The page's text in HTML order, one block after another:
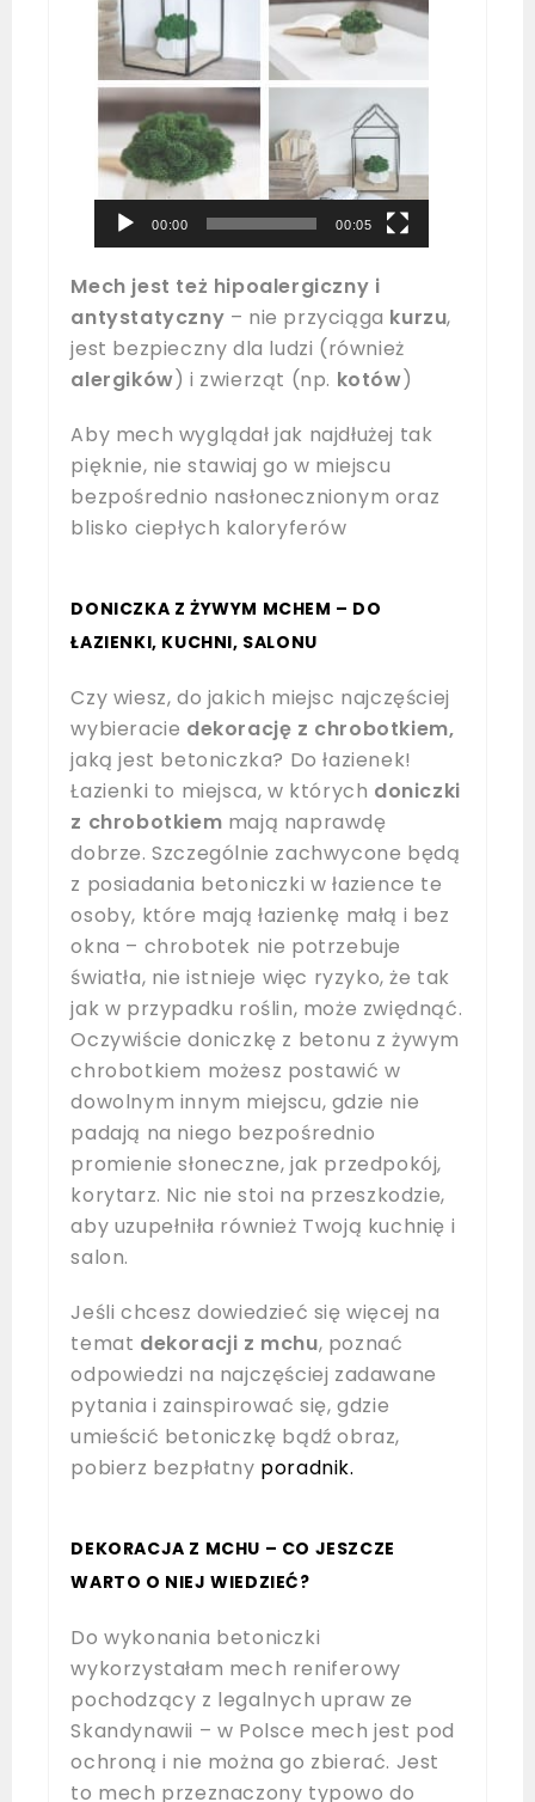
00:00 00:05
Mech jest też hipoalergiczny i
antystatyczny – nie przyciąga kurzu,
jest bezpieczny dla ludzi (również
alergików) i zwierząt (np. kotów)
Aby mech wyglądał jak najdłużej tak
pięknie, nie stawiaj go w miejscu
bezpośrednio nasłonecznionym oraz
blisko ciepłych kaloryferów
DONICZKA Z ŻYWYM MCHEM – DO
ŁAZIENKI, KUCHNI, SALONU
Czy wiesz, do jakich miejsc najczęściej
wybieracie dekorację z chrobotkiem,
jaką jest betoniczka? Do łazienek!
Łazienki to miejsca, w których doniczki
z chrobotkiem mają naprawdę
dobrze. Szczególnie zachwycone będą
z posiadania betoniczki w łazience te
osoby, które mają łazienkę małą i bez
okna – chrobotek nie potrzebuje
światła, nie istnieje więc ryzyko, że tak
jak w przypadku roślin, może zwiędnąć.
Oczywiście doniczkę z betonu z żywym
chrobotkiem możesz postawić w
dowolnym innym miejscu, gdzie nie
padają na niego bezpośrednio
promienie słoneczne, jak przedpokój,
korytarz. Nic nie stoi na przeszkodzie,
aby uzupełniła również Twoją kuchnię i
salon.
Jeśli chcesz dowiedzieć się więcej na
temat dekoracji z mchu, poznać
odpowiedzi na najczęściej zadawane
pytania i zainspirować się, gdzie
umieścić betoniczkę bądź obraz,
pobierz bezpłatny poradnik.
DEKORACJA Z MCHU – CO JESZCZE
WARTO O NIEJ WIEDZIEĆ?
Do wykonania betoniczki
wykorzystałam mech reniferowy
pochodzący z legalnych upraw ze
Skandynawii – w Polsce mech jest pod
ochroną i nie można go zbierać. Jest
to mech przeznaczony typowo do